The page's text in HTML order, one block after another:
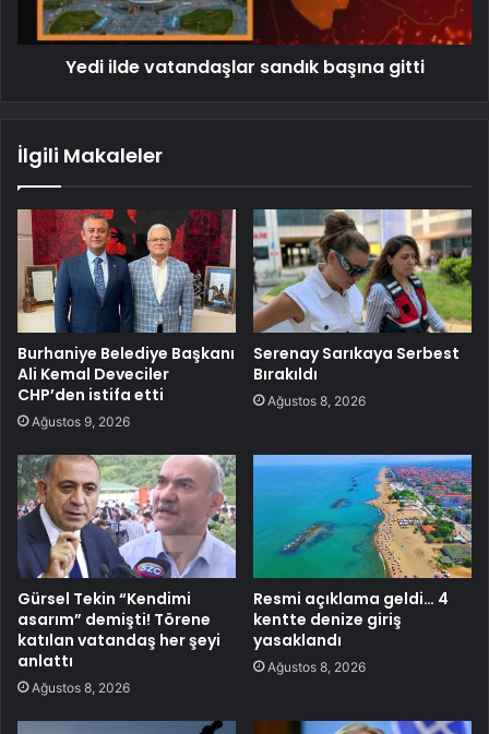
Yedi ilde vatandaşlar sandık başına gitti
İlgili Makaleler
Burhaniye Belediye Başkanı
Ali Kemal Deveciler
CHP’den istifa etti
Ağustos 9, 2026
Serenay Sarıkaya Serbest
Bırakıldı
Ağustos 8, 2026
Gürsel Tekin “Kendimi
asarım” demişti! Törene
katılan vatandaş her şeyi
anlattı
Ağustos 8, 2026
Resmi açıklama geldi… 4
kentte denize giriş
yasaklandı
Ağustos 8, 2026